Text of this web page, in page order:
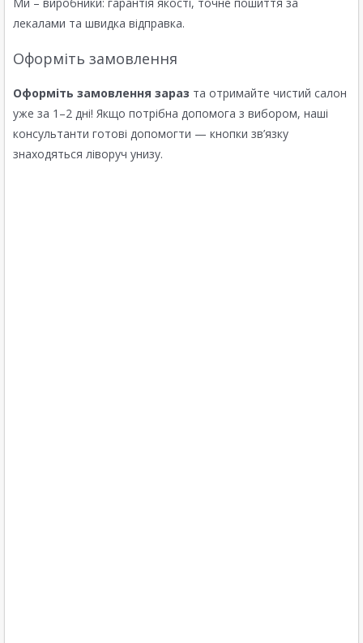
Ми – виробники: гарантія якості, точне пошиття за
лекалами та швидка відправка.
Оформіть замовлення
Оформіть замовлення зараз та отримайте чистий салон
уже за 1–2 дні! Якщо потрібна допомога з вибором, наші
консультанти готові допомогти — кнопки зв’язку
знаходяться ліворуч унизу.